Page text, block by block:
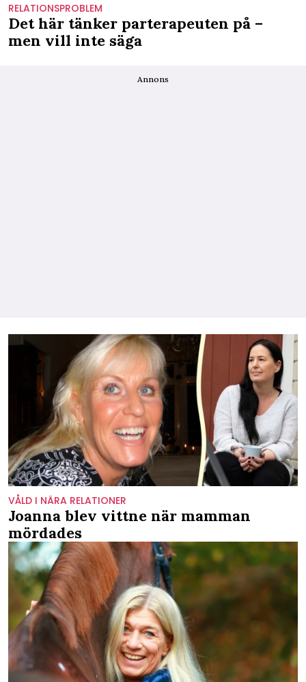
RELATIONSPROBLEM
Det här tänker parterapeuten på –
men vill inte säga
Annons
VÅLD I NÄRA RELATIONER
Joanna blev vittne när mamman
mördades